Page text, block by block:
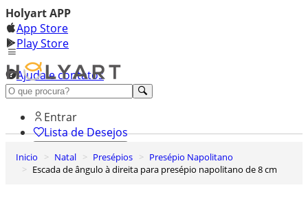
Holyart APP
App Store
Play Store
Ajuda e contatos
Conheça premium
Entrar
Lista de Desejos
Carrinho de Compras
Inicio Natal Presépios
Presépio Napolitano
Escada de ângulo à direita para presépio napolitano de 8 cm